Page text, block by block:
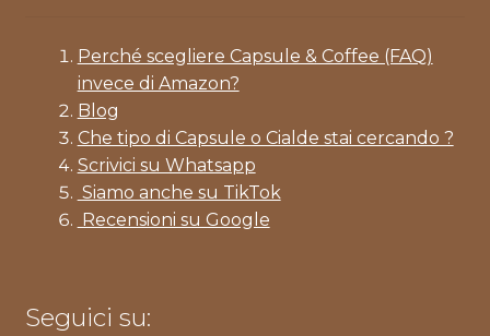
Perché scegliere Capsule & Coffee (FAQ)
invece di Amazon?
Blog
Che tipo di Capsule o Cialde stai cercando ?
Scrivici su Whatsapp
Siamo anche su TikTok
Recensioni su Google
Seguici su: